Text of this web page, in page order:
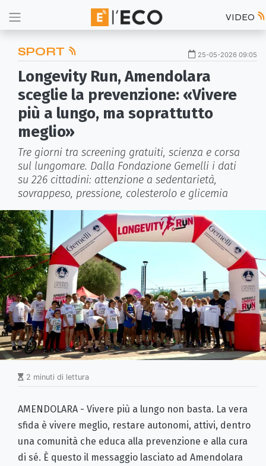
VIDEO
SPORT 25-05-2026 09:05
Longevity Run, Amendolara
sceglie la prevenzione: «Vivere
più a lungo, ma soprattutto
meglio»
Tre giorni tra screening gratuiti, scienza e corsa
sul lungomare. Dalla Fondazione Gemelli i dati
su 226 cittadini: attenzione a sedentarietà,
sovrappeso, pressione, colesterolo e glicemia
2 minuti di lettura
AMENDOLARA - Vivere più a lungo non basta. La vera
sfida è vivere meglio, restare autonomi, attivi, dentro
una comunità che educa alla prevenzione e alla cura
di sé. È questo il messaggio lasciato ad Amendolara